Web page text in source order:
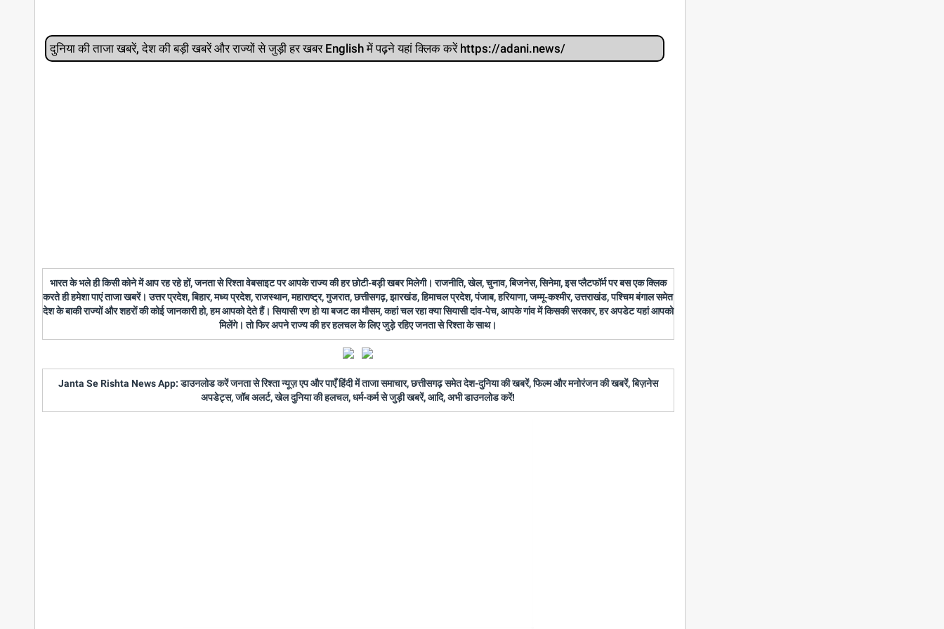
दुनिया की ताजा खबरें, देश की बड़ी खबरें और राज्‍यों से जुड़ी हर खबर English में पढ़ने यहां क्लिक करें https://adani.news/
भारत के भले ही किसी कोने में आप रह रहे हों, जनता से रिश्ता वेबसाइट पर आपके राज्य की हर छोटी-बड़ी खबर मिलेगी। राजनीति, खेल, चुनाव, बिजनेस, सिनेमा, इस प्लैटफॉर्म पर बस एक क्लिक
करते ही हमेशा पाएं ताजा खबरें। उत्तर प्रदेश, बिहार, मध्य प्रदेश, राजस्थान, महाराष्ट्र, गुजरात, छत्तीसगढ़, झारखंड, हिमाचल प्रदेश, पंजाब, हरियाणा, जम्मू-कश्मीर, उत्तराखंड, पश्चिम बंगाल समेत
देश के बाकी राज्यों और शहरों की कोई जानकारी हो, हम आपको देते हैं। सियासी रण हो या बजट का मौसम, कहां चल रहा क्या सियासी दांव-पेच, आपके गांव में किसकी सरकार, हर अपडेट यहां आपको
मिलेंगे। तो फिर अपने राज्य की हर हलचल के लिए जुड़े रहिए जनता से रिश्ता के साथ।
Janta Se Rishta News App: डाउनलोड करें जनता से रिश्ता न्यूज़ एप और पाएँ हिंदी में ताजा समाचार, छत्तीसगढ़ समेत देश-दुनिया की खबरें, फिल्म और मनोरंजन की खबरें, बिज़नेस
अपडेट्स, जॉब अलर्ट, खेल दुनिया की हलचल, धर्म-कर्म से जुड़ी खबरें, आदि, अभी डाउनलोड करें!